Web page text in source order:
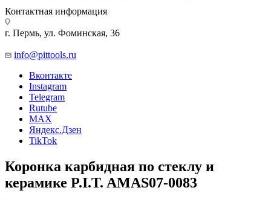
Контактная информация
г. Пермь, ул. Фоминская, 36
info@pittools.ru
Вконтакте
Instagram
Telegram
Rutube
MAX
Яндекс.Дзен
TikTok
Коронка карбидная по стеклу и
керамике P.I.T. AMAS07-0083